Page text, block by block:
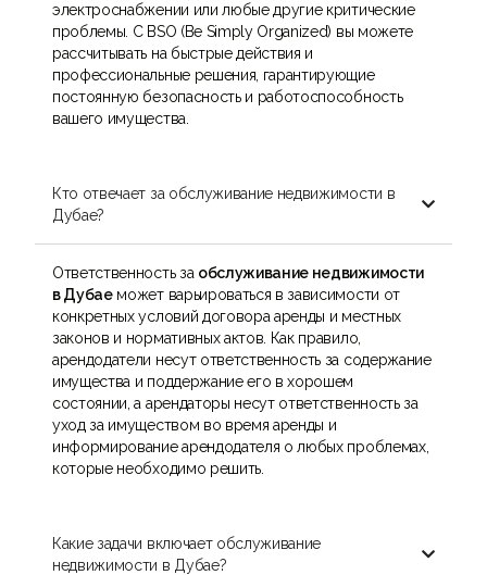
электроснабжении или любые другие критические
проблемы. С BSO (Be Simply Organized) вы можете
рассчитывать на быстрые действия и
профессиональные решения, гарантирующие
постоянную безопасность и работоспособность
вашего имущества.
Кто отвечает за обслуживание недвижимости в
Дубае?

Ответственность за обслуживание недвижимости
в Дубаеможет варьироваться в зависимости от
конкретных условий договора аренды и местных
законов и нормативных актов. Как правило,
арендодатели несут ответственность за содержание
имущества и поддержание его в хорошем
состоянии, а арендаторы несут ответственность за
уход за имуществом во время аренды и
информирование арендодателя о любых проблемах,
которые необходимо решить.
Какие задачи включает обслуживание
недвижимости в Дубае?
